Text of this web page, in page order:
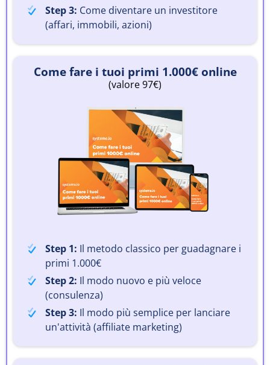
Step 3: Come diventare un investitore
(affari, immobili, azioni)
Come fare i tuoi primi 1.000€ online
(valore 97€)
Step 1: Il metodo classico per guadagnare i
primi 1.000€
Step 2: Il modo nuovo e più veloce
(consulenza)
Step 3: Il modo più semplice per lanciare
un'attività (affiliate marketing)